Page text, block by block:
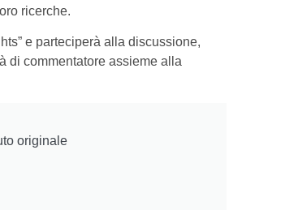
ricerche.
e parteciperà alla discussione,
di commentatore assieme alla
originale